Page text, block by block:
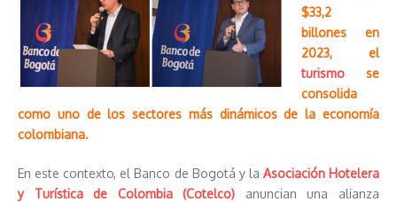
$33,2
billones en
2023, el
turismo se
consolida
como uno de los sectores más dinámicos de la economía
colombiana.
En este contexto, el Banco de Bogotá y la Asociación Hotelera
y Turística de Colombia (Cotelco) anuncian una alianza